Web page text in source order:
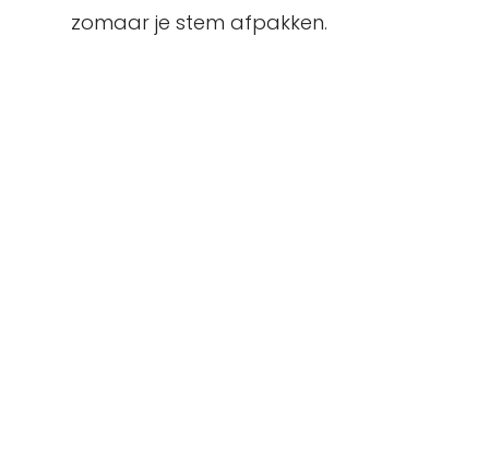
zomaar je stem afpakken.